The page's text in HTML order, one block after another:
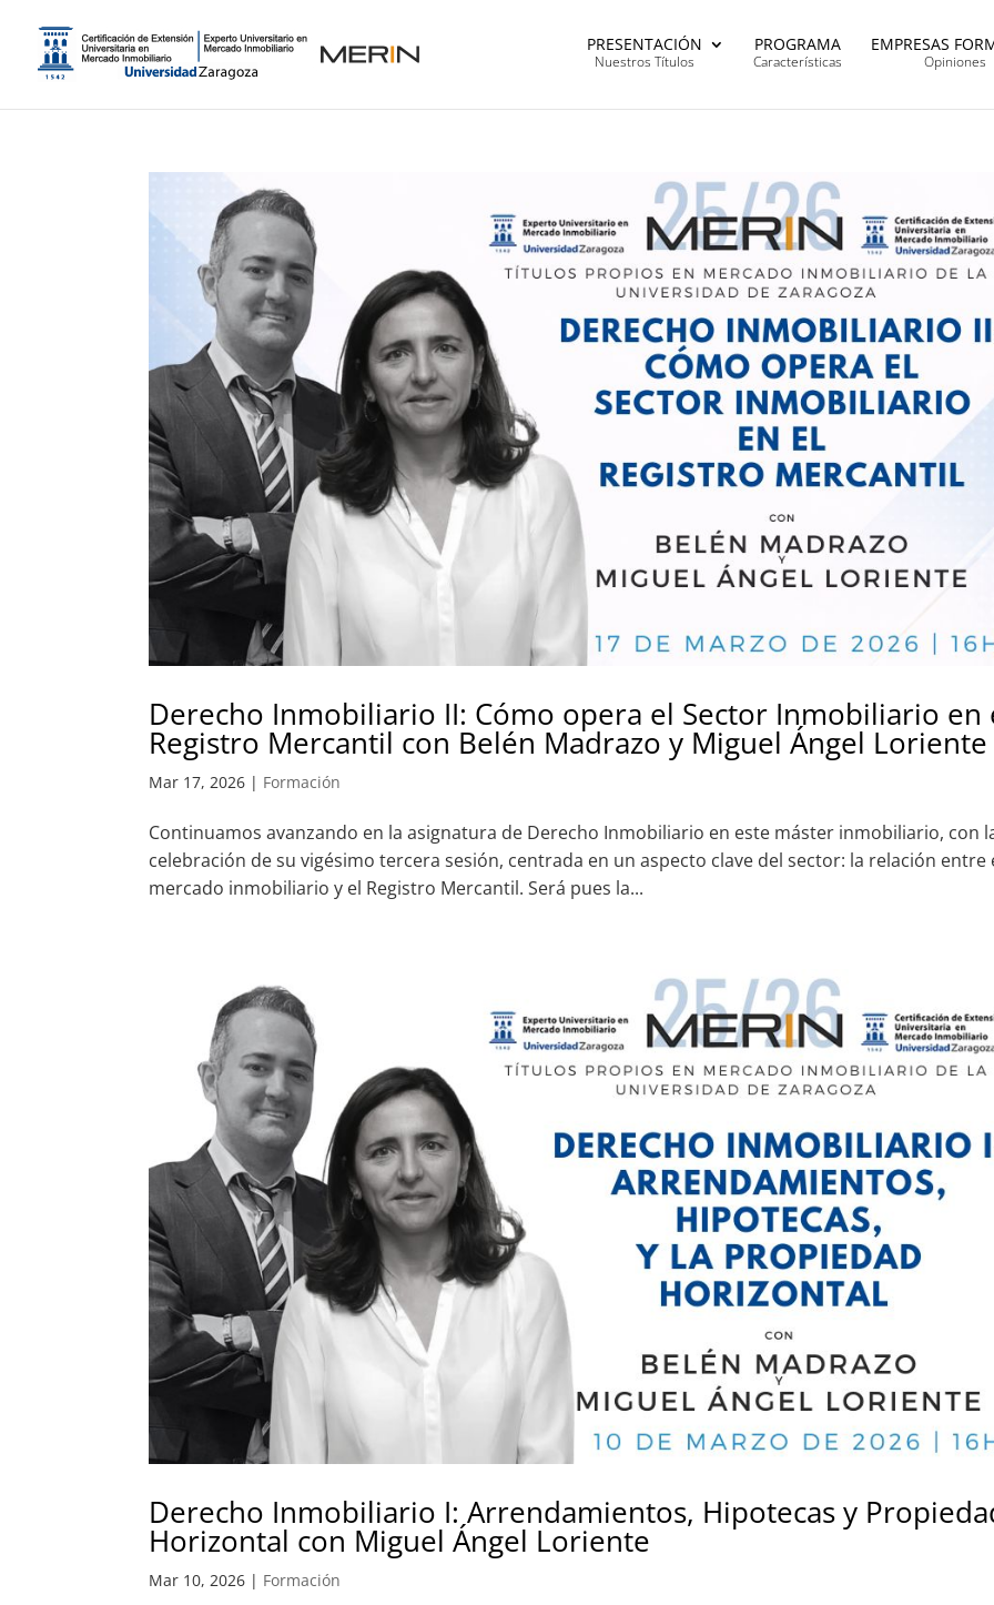
PRESENTACIÓN
Nuestros Títulos
PROGRAMA
Características
EMPRESAS
Opiniones
Derecho Inmobiliario II: Cómo opera el Sector Inmobiliario en
Registro Mercantil con Belén Madrazo y Miguel Ángel Loriente
Mar 17, 2026 | Formación
Continuamos avanzando en la asignatura de Derecho Inmobiliario en este máster inmobiliario, con
celebración de su vigésimo tercera sesión, centrada en un aspecto clave del sector: la relación entre
mercado inmobiliario y el Registro Mercantil. Será pues la...
Derecho Inmobiliario I: Arrendamientos, Hipotecas y
Horizontal con Miguel Ángel Loriente
Mar 10, 2026 | Formación